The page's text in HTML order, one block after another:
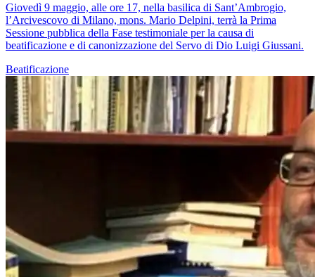
Giovedì 9 maggio, alle ore 17, nella basilica di Sant’Ambrogio,
l’Arcivescovo di Milano, mons. Mario Delpini, terrà la Prima
Sessione pubblica della Fase testimoniale per la causa di
beatificazione e di canonizzazione del Servo di Dio Luigi Giussani.
Beatificazione